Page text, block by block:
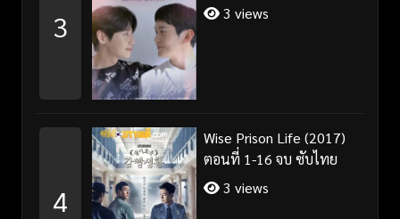
3 3 views
4
Wise Prison Life (2017)
ตอนที่ 1-16 จบ ซับไทย
3 views